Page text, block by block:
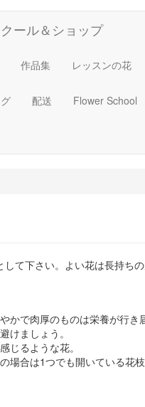
ール＆ショップ
作品集 レッスンの花
配送 Flower School
て下さい。よい花は長持ちの
かで肉厚のものは栄養が行
けましょう。
じるような花。
場合は1つでも開いている花